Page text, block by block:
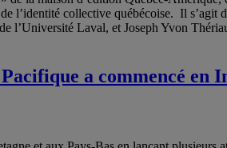
l’identité collective québécoise. Il
l’Université Laval, et Joseph Yvon
a commencé en